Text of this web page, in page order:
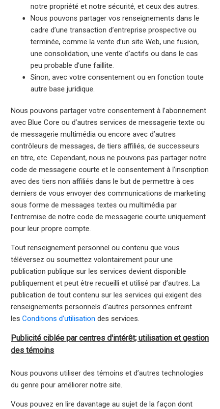
notre propriété et notre sécurité, et ceux des autres.
Nous pouvons partager vos renseignements dans le
cadre d’une transaction d’entreprise prospective ou
terminée, comme la vente d’un site Web, une fusion,
une consolidation, une vente d’actifs ou dans le cas
peu probable d’une faillite.
Sinon, avec votre consentement ou en fonction toute
autre base juridique.
Nous pouvons partager votre consentement à l’abonnement
avec Blue Core ou d’autres services de messagerie texte ou
de messagerie multimédia ou encore avec d’autres
contrôleurs de messages, de tiers affiliés, de successeurs
en titre, etc. Cependant, nous ne pouvons pas partager notre
code de messagerie courte et le consentement à l’inscription
avec des tiers non affiliés dans le but de permettre à ces
derniers de vous envoyer des communications de marketing
sous forme de messages textes ou multimédia par
l’entremise de notre code de messagerie courte uniquement
pour leur propre compte.
Tout renseignement personnel ou contenu que vous
téléversez ou soumettez volontairement pour une
publication publique sur les services devient disponible
publiquement et peut être recueilli et utilisé par d’autres. La
publication de tout contenu sur les services qui exigent des
renseignements personnels d’autres personnes enfreint
lesConditions d’utilisation des services.
Publicité ciblée par centres d'intérêt; utilisation et gestion
des témoins
Nous pouvons utiliser des témoins et d’autres technologies
du genre pour améliorer notre site.
Vous pouvez en lire davantage au sujet de la façon dont